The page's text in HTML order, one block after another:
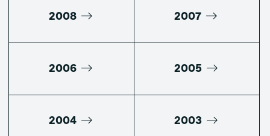
2008 2007
2006 2005
2004 2003